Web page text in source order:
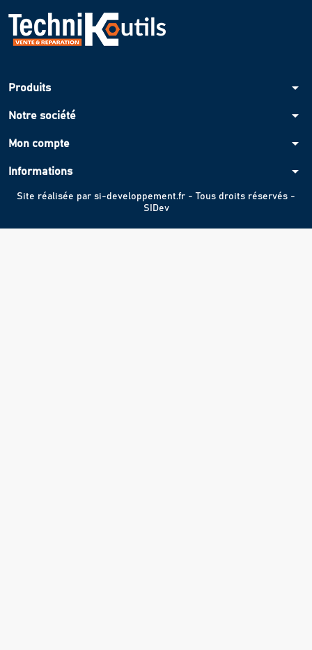
Produits arrow_drop_down
Notre société arrow_drop_down
Mon compte arrow_drop_down
Informations arrow_drop_down
Site réalisée par si-developpement.fr - Tous droits réservés -
SIDev